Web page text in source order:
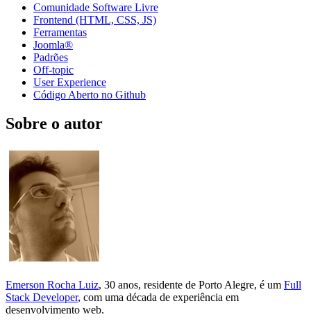
Comunidade Software Livre
Frontend (HTML, CSS, JS)
Ferramentas
Joomla®
Padrões
Off-topic
User Experience
Código Aberto no Github
Sobre o autor
Emerson Rocha Luiz, 30 anos, residente de Porto Alegre, é um Full
Stack Developer, com uma década de experiência em
desenvolvimento web.